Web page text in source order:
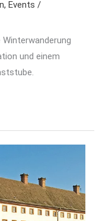
,Events /
und einem